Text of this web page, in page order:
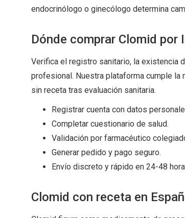
endocrinólogo o ginecólogo determina
Dónde comprar Clomid por
Verifica el registro sanitario, la existencia
profesional. Nuestra plataforma cumple la
sin receta tras evaluación sanitaria.
Registrar cuenta con datos
Completar cuestionario de salud.
Validación por farmacéutico
Generar pedido y pago seguro.
Envío discreto y rápido en 24-48
Clomid con receta en